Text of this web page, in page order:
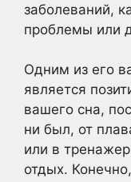
заболеваний,
проблемы или
Одним из его
является
вашего сна,
ни был, от
или в
отдых.